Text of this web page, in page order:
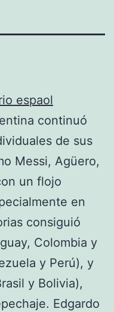
continuó
de sus
Messi, Agüero,
un flojo
en
consiguió
Colombia y
y Perú), y
y Bolivia),
Edgardo